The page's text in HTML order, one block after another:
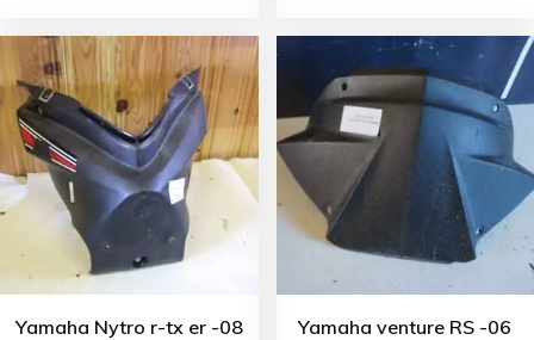
Yamaha Nytro r-tx er -08
Yamaha venture RS -06